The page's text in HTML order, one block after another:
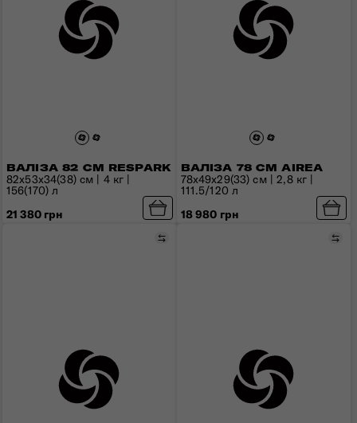
ВАЛІЗА 82 СМ RESPARK
82x53x34(38) см | 4 кг |
156(170) л
21 380 грн
ВАЛІЗА 78 СМ AIREA
78x49x29(33) см | 2,8 кг |
111.5/120 л
18 980 грн
Порівняти